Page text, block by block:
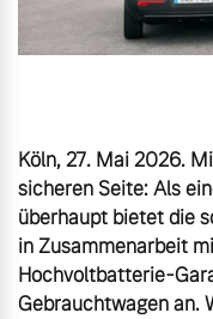
Angebot
Fahrzeug
Köln, 27. Mai 2026.
sicheren Seite: Als
überhaupt bietet die
in Zusammenarbeit
Hochvoltbatterie-
Gebrauchtwagen an.